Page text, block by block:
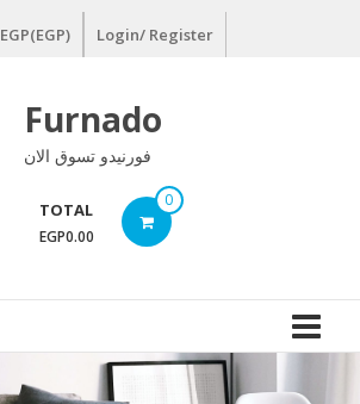
Login/ Register
EGP(EGP)
Furnado
فورنيدو تسوق الان
0
TOTAL
EGP0.00